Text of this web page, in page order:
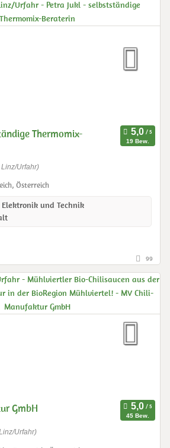
Thermomix-
19 Bew.
Urfahr)
Österreich
Elektronik und Technik
99
GmbH
45 Bew.
Urfahr)